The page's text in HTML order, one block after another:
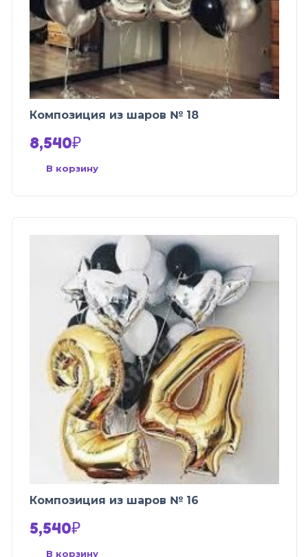
Композиция из шаров № 18
8,540₽
В корзину
Композиция из шаров № 16
5,540₽
В корзину